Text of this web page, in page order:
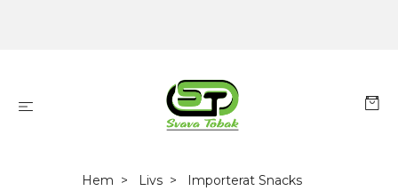
Hem Livs
Importerat Snacks